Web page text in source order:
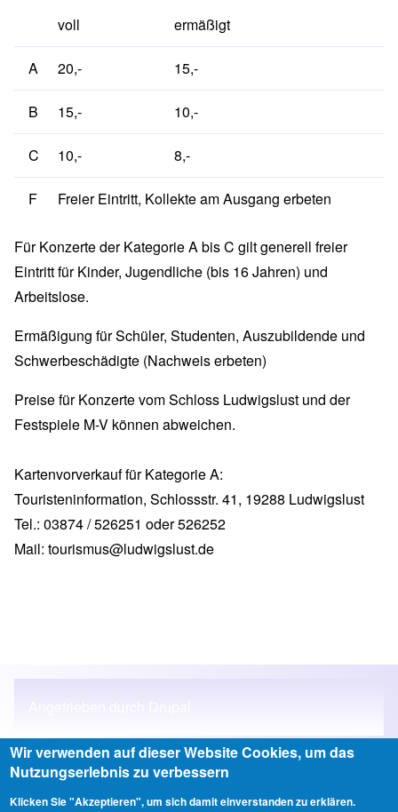
voll ermäßigt
A 20,- 15,-
B 15,- 10,-
C 10,- 8,-
F Freier Eintritt, Kollekte am Ausgang erbeten
Für Konzerte der Kategorie A bis C gilt generell freier
Eintritt für Kinder, Jugendliche (bis 16 Jahren) und
Arbeitslose.
Ermäßigung für Schüler, Studenten, Auszubildende und
Schwerbeschädigte (Nachweis erbeten)
Preise für Konzerte vom Schloss Ludwigslust und der
Festspiele M-V können abweichen.
Kartenvorverkauf für Kategorie A:
Touristeninformation, Schlossstr. 41, 19288 Ludwigslust
Tel.: 03874 / 526251 oder 526252
Mail: tourismus@ludwigslust.de
Anmelden
Wir verwenden auf dieser Website Cookies, um das
Nutzungserlebnis zu verbessern
Klicken Sie "Akzeptieren", um sich damit einverstanden zu erklären.